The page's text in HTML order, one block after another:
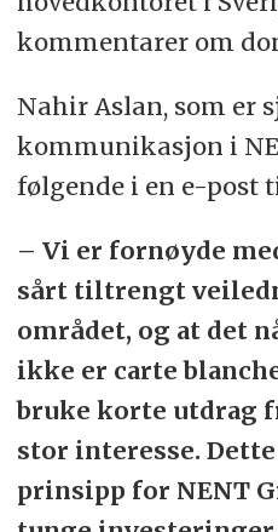
kommentarer om
Nahir Aslan, som er
kommunikasjon i
følgende i en e-post
– Vi er fornøyde
sårt tiltrengt
området, og at det
ikke er carte
bruke korte utdrag
stor interesse.
prinsipp for NENT